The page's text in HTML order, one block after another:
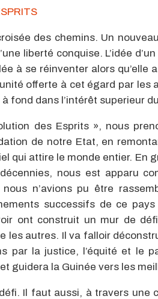
des chemins. Un
liberté conquise. L’idée
à se réinventer alors qu’elle
offerte à cet égard par
à fond dans l’intérêt superieur
des Esprits », nous
de notre Etat, en
qui attire le monde entier. En
nous est apparu
n’avions pu être
successifs de ce
ont construit un mur de
les autres. Il va falloir
par la justice, l’équité et le
guidera la Guinée vers les
Il faut aussi, à travers une